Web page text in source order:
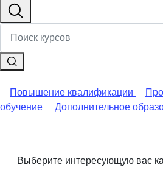
Повышение квалификации
обучение
Дополнительное
Выберите интересующую вас